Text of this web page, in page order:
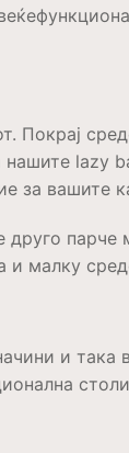
Покрај
lazy
за вашите
парче
и малку
и така